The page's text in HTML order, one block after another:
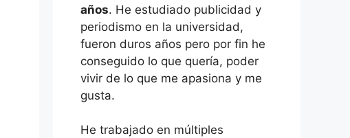
años. He estudiado publicidad y
periodismo en la universidad,
fueron duros años pero por fin he
conseguido lo que quería, poder
vivir de lo que me apasiona y me
gusta.
He trabajado en múltiples